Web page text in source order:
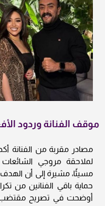
موقف الفنانة وردود
مصادر مقربة من الفنانة
لملاحقة مروجي
مسيئًا، مشيرة إلى أن
حماية باقي الفنانين من
أوضحت في تصريح مقتضب